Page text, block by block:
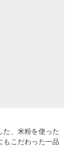
た、米粉を使った
もこだわった一品